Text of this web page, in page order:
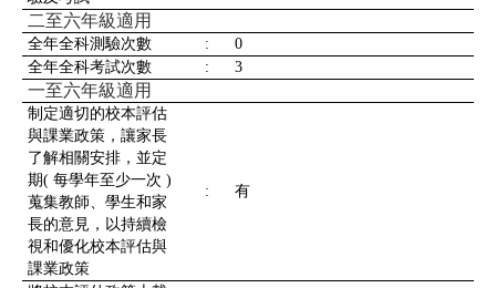
二至六年級適用
全年全科測驗次數 :
0
全年全科考試次數
: 3
一至六年級適用
制定適切的校本評估
與課業政策，讓家長
了解相關安排，並定
期( 每學年至少一次 )
蒐集教師、學生和家
長的意見，以持續檢
視和優化校本評估與
課業政策
: 有